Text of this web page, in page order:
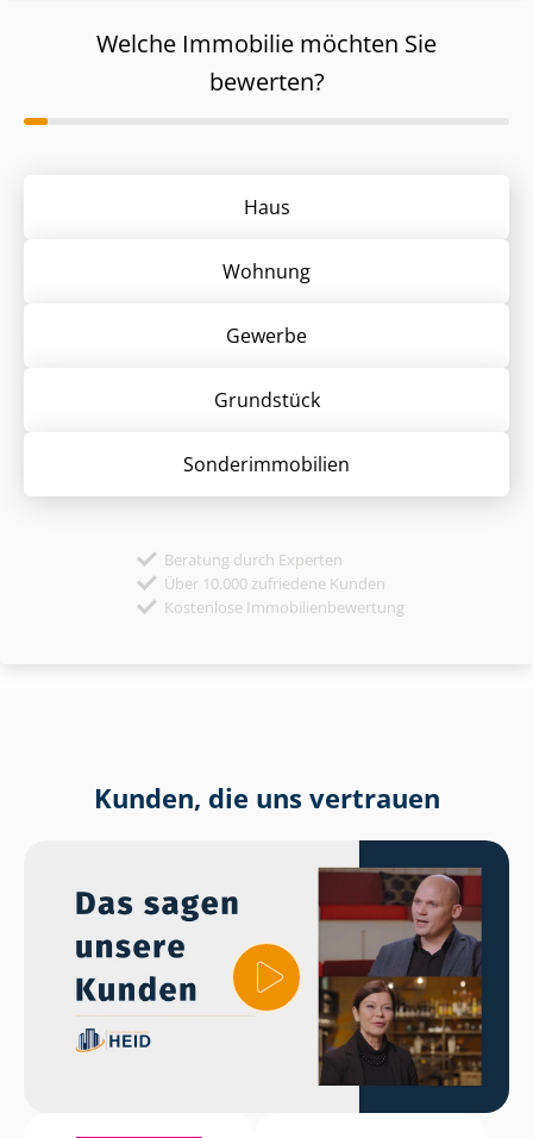
Welche Immobilie möchten Sie
bewerten?
Haus
Wohnung
Gewerbe
Grund­stück
Sonder­immobilien
Beratung durch Experten
Über 10.000 zufriedene Kunden
Kostenlose Immobilienbewertung
Kunden, die uns vertrauen